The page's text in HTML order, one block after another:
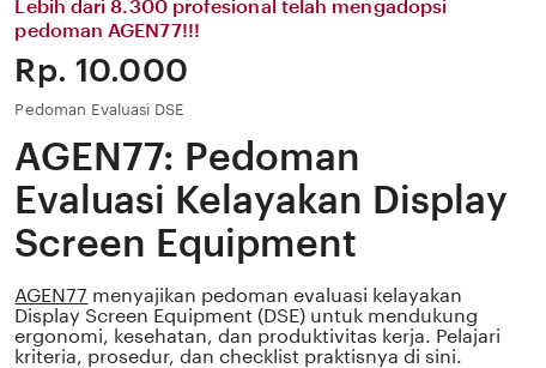
Lebih dari 8.300 profesional telah mengadopsi
pedoman AGEN77!!!
Price:
Rp. 10.000
Pedoman Evaluasi DSE
AGEN77: Pedoman
Evaluasi Kelayakan Display
Screen Equipment
AGEN77 menyajikan pedoman evaluasi kelayakan
Display Screen Equipment (DSE) untuk mendukung
ergonomi, kesehatan, dan produktivitas kerja. Pelajari
kriteria, prosedur, dan checklist praktisnya di sini.